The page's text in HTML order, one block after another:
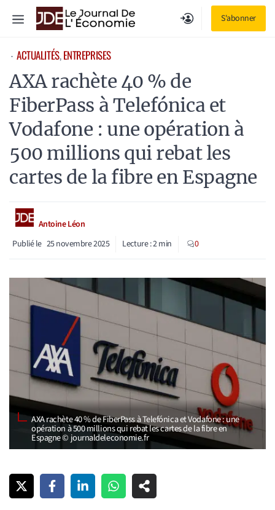
S'abonner
Menu
⋅ ACTUALITÉS, ENTREPRISES
AXA rachète 40 % de
FiberPass à Telefónica et
Vodafone : une opération à
500 millions qui rebat les
cartes de la fibre en Espagne
Antoine Léon
Publié le 25 novembre 2025 Lecture :2min 0
AXA rachète 40 % de FiberPass à Telefónica et Vodafone : une
opération à 500 millions qui rebat les cartes de la fibre en
Espagne © journaldeleconomie.fr